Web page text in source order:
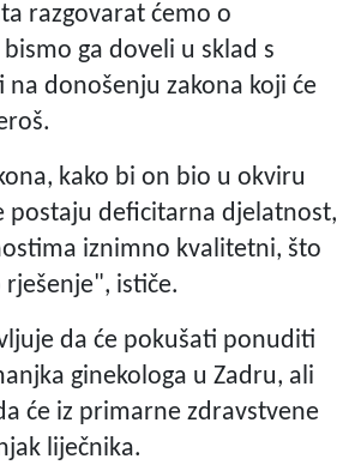
razgovarat ćemo o
ga doveli u sklad s
donošenju zakona koji će
kako bi on bio u okviru
postaju deficitarna djelatnost,
iznimno kvalitetni, što
ističe.
da će pokušati ponuditi
ginekologa u Zadru, ali
će iz primarne zdravstvene
liječnika.